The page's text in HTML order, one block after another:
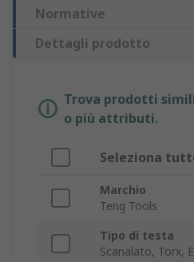
Normative
Dettagli prodotto
Trova prodotti
o più attributi.
Seleziona
Marchio
Teng Tools
Tipo di testa
Scanalato, Torx,